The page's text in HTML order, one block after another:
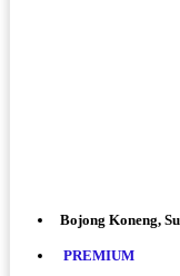
Bojong Koneng,
PREMIUM